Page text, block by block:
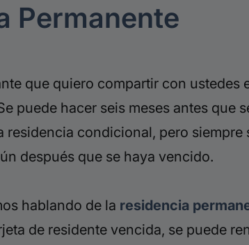
Permanente
que quiero compartir con
puede hacer seis meses antes que
residencia condicional, pero
después que se haya vencido.
hablando de la residencia
de residente vencida, se puede